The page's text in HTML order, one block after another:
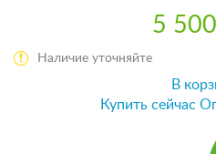
5 500
Наличие уточняйте
В
Купить сейчас